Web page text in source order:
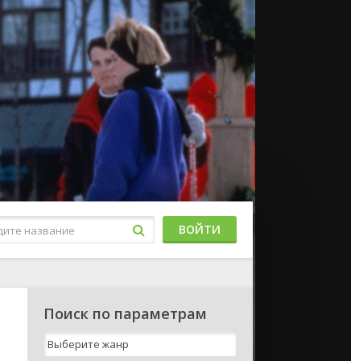
ВОЙТИ
Поиск по параметрам